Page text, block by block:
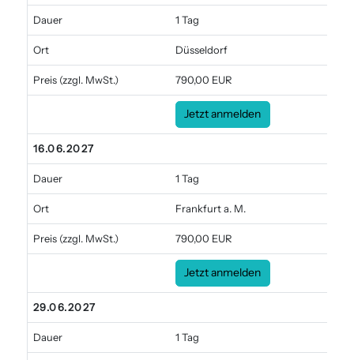
Dauer 1 Tag
Ort Düsseldorf
Preis (zzgl. MwSt.) 790,00 EUR
Jetzt anmelden
16.06.2027
Dauer 1 Tag
Ort Frankfurt a. M.
Preis (zzgl. MwSt.) 790,00 EUR
Jetzt anmelden
29.06.2027
Dauer 1 Tag